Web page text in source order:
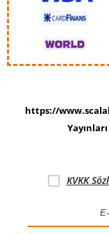
https://
KVKK